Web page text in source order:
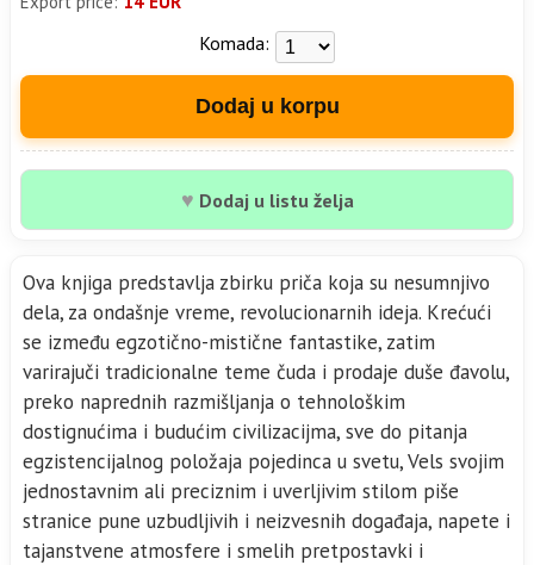
Komada:
Dodaj u korpu
♥ Dodaj u listu želja
Ova knjiga predstavlja zbirku priča koja su nesumnjivo
dela, za ondašnje vreme, revolucionarnih ideja. Krećući
se između egzotično-mistične fantastike, zatim
varirajuči tradicionalne teme čuda i prodaje duše đavolu,
preko naprednih razmišljanja o tehnološkim
dostignućima i budućim civilizacijma, sve do pitanja
egzistencijalnog položaja pojedinca u svetu, Vels svojim
jednostavnim ali preciznim i uverljivim stilom piše
stranice pune uzbudljivih i neizvesnih događaja, napete i
tajanstvene atmosfere i smelih pretpostavki i